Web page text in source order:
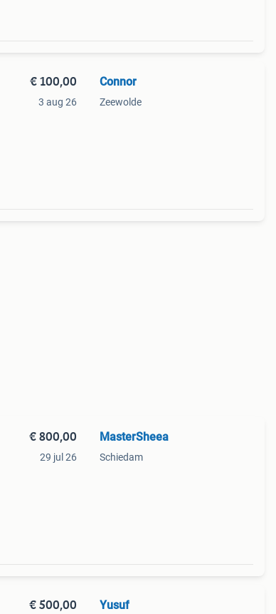
€ 100,00
3 aug 26
Connor
Zeewolde
€ 800,00
29 jul 26
MasterSheea
Schiedam
€ 500,00 Yusuf